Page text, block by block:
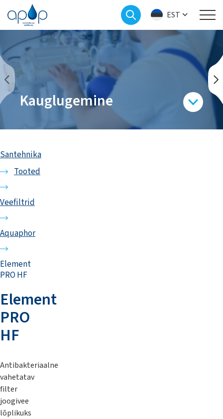
EST
Kauglugemine
Santehnika
Tooted
Veefiltrid
Aquaphor
Element
PRO HF
Element
PRO
HF
Antibakteriaalne
vahetatav
filter
joogivee
lõplikuks